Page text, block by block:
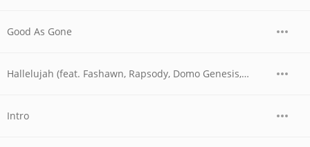
Good As Gone
Hallelujah (feat. Fashawn, Rapsody, Domo Genesis, Vinnie Paz & Action Bronson)
Intro